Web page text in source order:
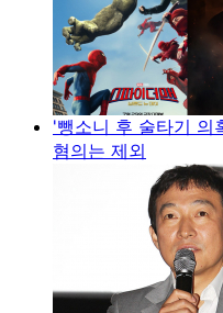
'뺑소니 후 술타기 의
혐의는 제외